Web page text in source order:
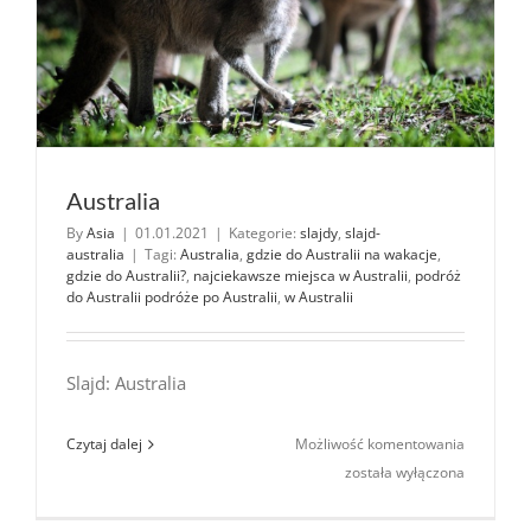
Australia
ByAsia | 01.01.2021 | Kategorie: slajdy, slajd-
australia | Tagi: Australia, gdzie do Australii na wakacje,
gdzie do Australii?, najciekawsze miejsca w Australii, podróż
do Australii podróże po Australii, w Australii
Slajd: Australia
Czytaj dalej Możliwość komentowania
została wyłączona